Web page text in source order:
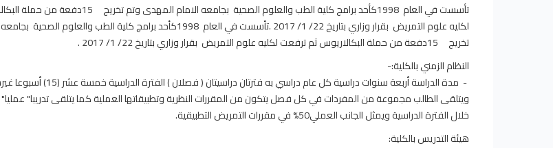
تأسست في العام 1998كأحد برامج كلية الطب والعلوم الصحية بجامعه
لكليه علوم التمريض بقرار وزاري بتاريخ 22/ 1/ 2017 .تأسست في العام 1998كأحد برامج كلية
تخريج 15دفعة من حملة البكالاريوس ثم ترفعت لكليه علوم التمريض بقرار وزاري بتاريخ 22/ 1/ 2017
.
النظام الزمني بالكلية:-
- مدة الدراسة أربعة سنوات دراسية كل عام دراسي به
ويتلقى الطالب مجموعة من المفردات في كل فصل يتكون من المقررات النظرية وتطبيقاتها العملية كما يتلقى تدريبا" عمليا"
خلال الفترة الدراسية ويمثل الجانب العملي50% في مقررات التمريض التطبيقية.
هيئة التدريس بالكلية: